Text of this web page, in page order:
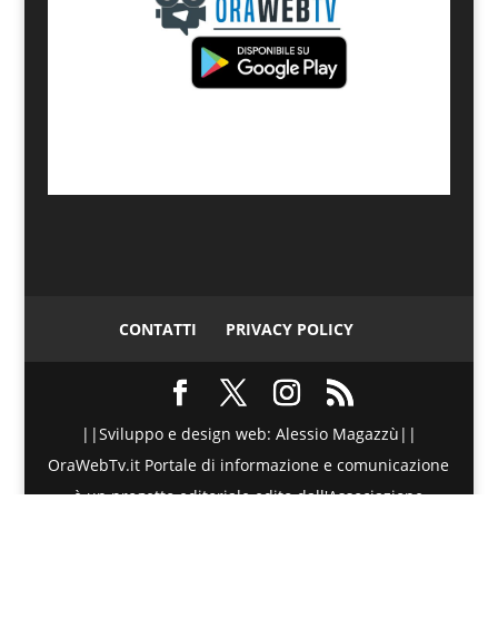
CONTATTI PRIVACY POLICY
||Sviluppo e design web: Alessio Magazzù||
OraWebTv.it Portale di informazione e comunicazione
è un progetto editoriale edito dall'Associazione